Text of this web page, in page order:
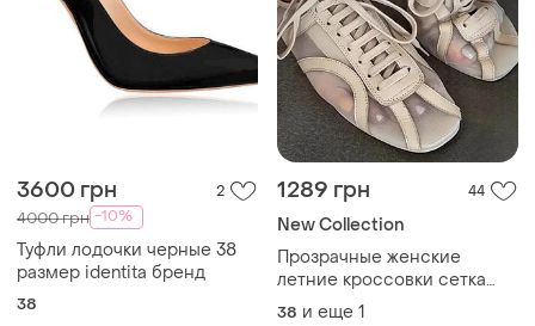
3600 грн 2
4000 грн -10%
Туфли лодочки черные 38
размер identita бренд
38
1289 грн 44
New Collection
Прозрачные женские
летние кроссовки сетка
бежевые
38 и еще 1